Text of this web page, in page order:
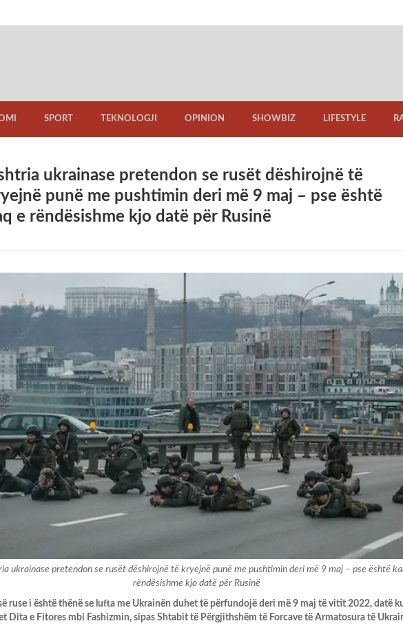
SPORT TEKNOLOGJI OPINION SHOWBIZ LIFESTYLE
ukrainase pretendon se rusët dëshirojnë të
punë me pushtimin deri më 9 maj – pse është
e rëndësishme kjo datë për Rusinë
ukrainase pretendon se rusët dëshirojnë të kryejnë punë me pushtimin deri më 9 maj – pse është
rëndësishme kjo datë për Rusinë
ruse i është thënë se lufta me Ukrainën duhet të përfundojë deri më 9 maj të vitit 2022, datë
Dita e Fitores mbi Fashizmin, sipas Shtabit të Përgjithshëm të Forcave të Armatosura të